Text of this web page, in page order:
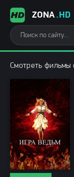
ZONA.HD
Смотреть фильмы